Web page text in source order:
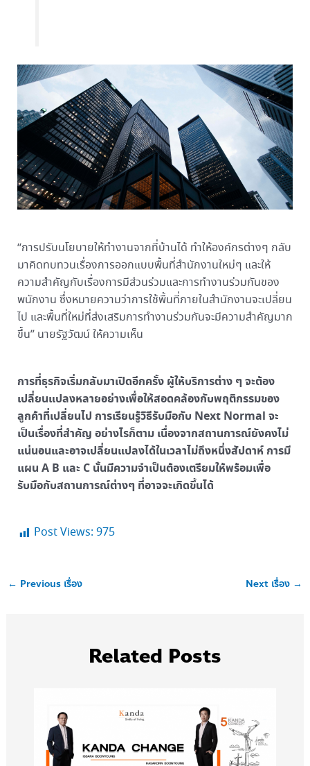
“การปรับนโยบายให้ทำงานจากที่บ้านได้ ทำให้องค์กรต่างๆ กลับ
มาคิดทบทวนเรื่องการออกแบบพื้นที่สำนักงานใหม่ๆ และให้
ความสำคัญกับเรื่องการมีส่วนร่วมและการทำงานร่วมกันของ
พนักงาน ซึ่งหมายความว่าการใช้พื้นที่ภายในสำนักงานจะเปลี่ยน
ไป และพื้นที่ใหม่ที่ส่งเสริมการทำงานร่วมกันจะมีความสำคัญมาก
ขึ้น” นายรัฐวัฒน์ ให้ความเห็น
การที่ธุรกิจเริ่มกลับมาเปิดอีกครั้ง ผู้ให้บริการต่าง ๆ จะต้อง
เปลี่ยนแปลงหลายอย่างเพื่อให้สอดคล้องกับพฤติกรรมของ
ลูกค้าที่เปลี่ยนไป การเรียนรู้วิธีรับมือกับ Next Normal จะ
เป็นเรื่องที่สำคัญ อย่างไรก็ตาม เนื่องจากสถานการณ์ยังคงไม่
แน่นอนและอาจเปลี่ยนแปลงได้ในเวลาไม่ถึงหนึ่งสัปดาห์ การมี
แผน A B และ C นั้นมีความจำเป็นต้องเตรียมให้พร้อมเพื่อ
รับมือกับสถานการณ์ต่างๆ ที่อาจจะเกิดขึ้นได้
Post Views: 975
← Previous เรื่อง Next เรื่อง →
Related Posts